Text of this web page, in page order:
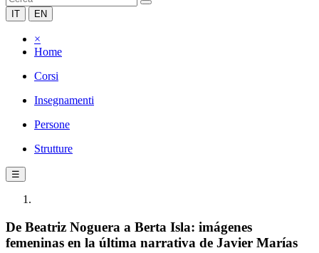
IT EN
×
Home
Corsi
Insegnamenti
Persone
Strutture
☰
De Beatriz Noguera a Berta Isla: imágenes
femeninas en la última narrativa de Javier Marías